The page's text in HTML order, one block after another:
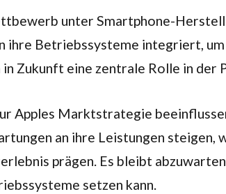
unter Smartphone-
ihre Betriebssysteme integriert,
Zukunft eine zentrale Rolle in der
Apples Marktstrategie
an ihre Leistungen steigen,
prägen. Es bleibt
setzen kann.